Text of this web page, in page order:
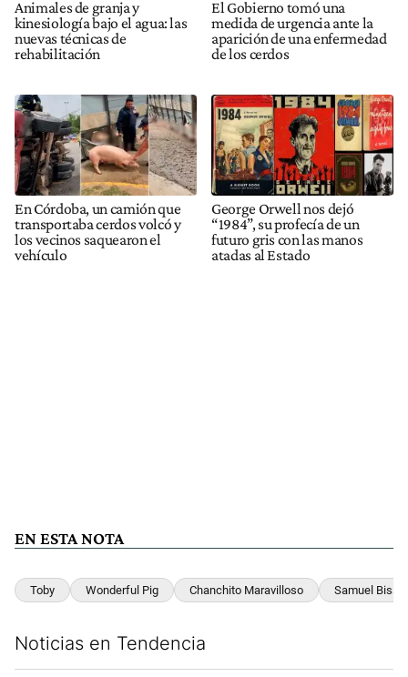
Animales de granja y
kinesiología bajo el agua: las
nuevas técnicas de
rehabilitación
El Gobierno tomó una
medida de urgencia ante la
aparición de una enfermedad
de los cerdos
En Córdoba, un camión que
transportaba cerdos volcó y
los vecinos saquearon el
vehículo
George Orwell nos dejó
“1984”, su profecía de un
futuro gris con las manos
atadas al Estado
EN ESTA NOTA
Toby Wonderful Pig Chanchito Maravilloso Samuel Bisset
Noticias en Tendencia